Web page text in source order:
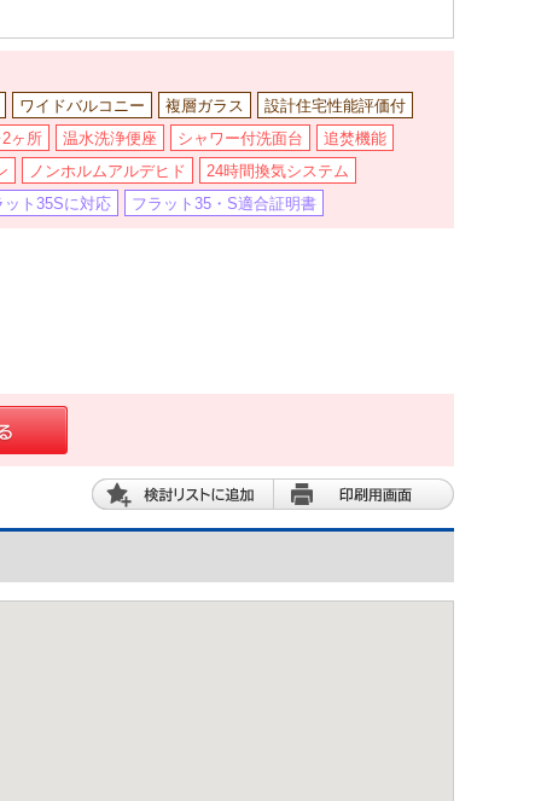
ワイドバルコニー 複層ガラス
設計住宅性能評価付
ヶ所
温水洗浄便座 シャワー付洗面台
追焚機能
ノンホルムアルデヒド
24時間換気システム
ット35Sに対応
フラット35・S適合証明書